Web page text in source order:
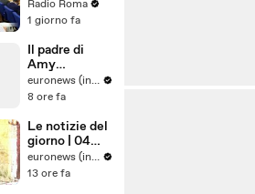
l’Endometrios
Radio Roma
1 giorno fa
Il padre di
Amy
Winehouse è
stato
pagare quasi
un milione di
sterline alle
amiche
euronews (in Italiano)
8 ore fa
Le notizie del
giorno | 04
agosto 2026 -
Serale
euronews (in Italiano)
13 ore fa